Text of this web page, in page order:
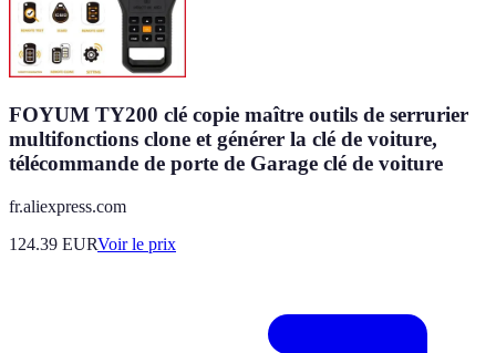
FOYUM TY200 clé copie maître outils de serrurier
multifonctions clone et générer la clé de voiture,
télécommande de porte de Garage clé de voiture
fr.aliexpress.com
124.39 EURVoir le prix